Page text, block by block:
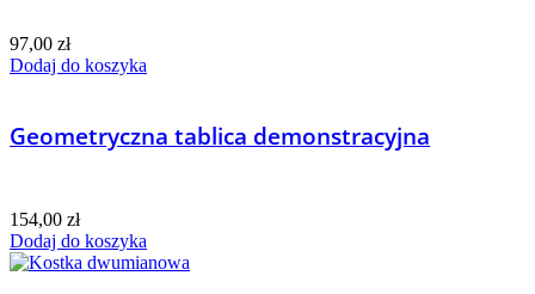
97,00 zł
Dodaj do koszyka
Geometryczna tablica demonstracyjna
154,00 zł
Dodaj do koszyka